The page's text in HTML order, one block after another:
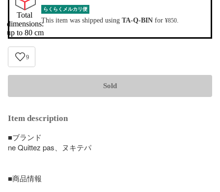
Total
dimensions:
up to 80 cm
らくらくメルカリ便
This item was shipped using TA-Q-BIN for ¥850.
9
Sold
Item description
■ブランド
ne Quittez pas、ヌキテパ
■商品情報